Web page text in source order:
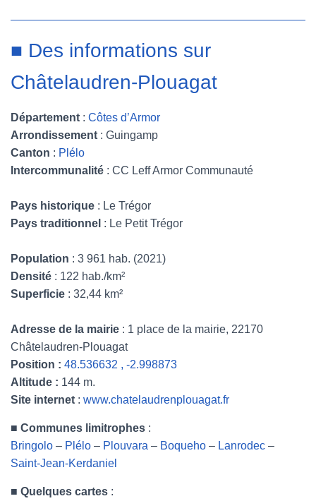
■ Des informations sur
Châtelaudren-Plouagat
Département : Côtes d’Armor
Arrondissement : Guingamp
Canton : Plélo
Intercommunalité : CC Leff Armor Communauté
Pays historique : Le Trégor
Pays traditionnel : Le Petit Trégor
Population : 3 961 hab. (2021)
Densité : 122 hab./km²
Superficie : 32,44 km²
Adresse de la mairie : 1 place de la mairie, 22170
Châtelaudren-Plouagat
Position : 48.536632 , -2.998873
Altitude : 144 m.
Site internet : www.chatelaudrenplouagat.fr
■ Communes limitrophes :
Bringolo – Plélo – Plouvara – Boqueho – Lanrodec –
Saint-Jean-Kerdaniel
■ Quelques cartes :